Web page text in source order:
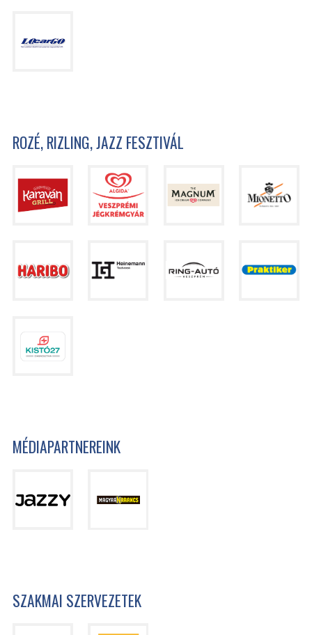
ROZÉ, RIZLING, JAZZ FESZTIVÁL
MÉDIAPARTNEREINK
SZAKMAI SZERVEZETEK